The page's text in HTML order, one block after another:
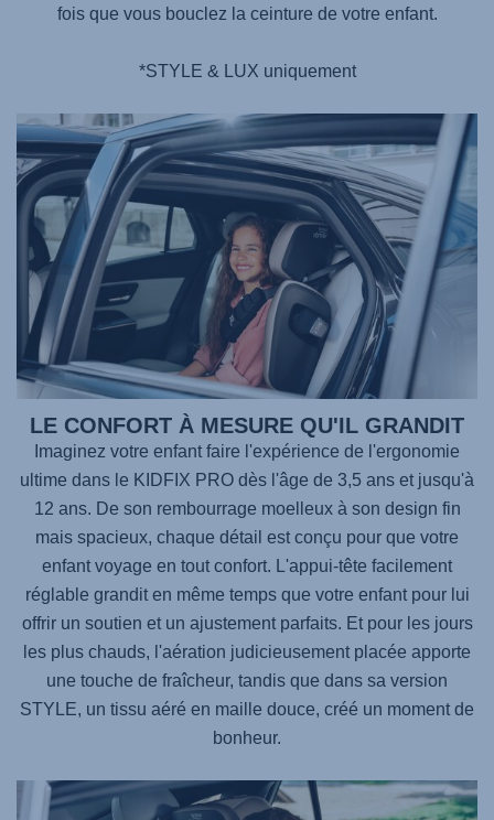
fois que vous bouclez la ceinture de votre enfant.
*STYLE & LUX uniquement
LE CONFORT À MESURE QU'IL GRANDIT
Imaginez votre enfant faire l'expérience de l'ergonomie
ultime dans le KIDFIX PRO dès l'âge de 3,5 ans et jusqu'à
12 ans. De son rembourrage moelleux à son design fin
mais spacieux, chaque détail est conçu pour que votre
enfant voyage en tout confort. L'appui-tête facilement
réglable grandit en même temps que votre enfant pour lui
offrir un soutien et un ajustement parfaits. Et pour les jours
les plus chauds, l'aération judicieusement placée apporte
une touche de fraîcheur, tandis que dans sa version
STYLE, un tissu aéré en maille douce, créé un moment de
bonheur.